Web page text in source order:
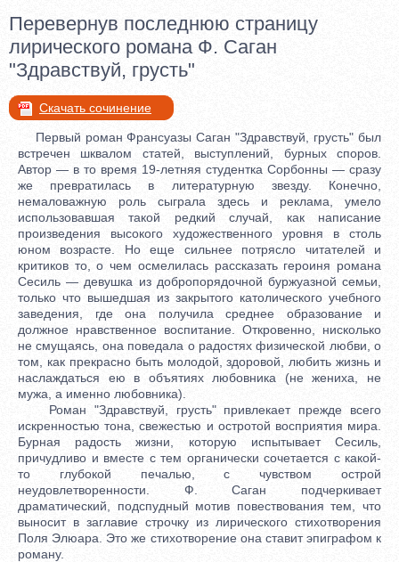
Перевернув последнюю страницу
лирического романа Ф. Саган
"Здравствуй, грусть"
Скачать сочинение
Первый роман Франсуазы Саган "Здравствуй, грусть" был
встречен шквалом статей, выступлений, бурных споров.
Автор — в то время 19-летняя студентка Сорбонны — сразу
же превратилась в литературную звезду. Конечно,
немаловажную роль сыграла здесь и реклама, умело
использовавшая такой редкий случай, как написание
произведения высокого художественного уровня в столь
юном возрасте. Но еще сильнее потрясло читателей и
критиков то, о чем осмелилась рассказать героиня романа
Сесиль — девушка из добропорядочной буржуазной семьи,
только что вышедшая из закрытого католического учебного
заведения, где она получила среднее образование и
должное нравственное воспитание. Откровенно, нисколько
не смущаясь, она поведала о радостях физической любви, о
том, как прекрасно быть молодой, здоровой, любить жизнь и
наслаждаться ею в объятиях любовника (не жениха, не
мужа, а именно любовника).
Роман "Здравствуй, грусть" привлекает прежде всего
искренностью тона, свежестью и остротой восприятия мира.
Бурная радость жизни, которую испытывает Сесиль,
причудливо и вместе с тем органически сочетается с какой-
то глубокой печалью, с чувством острой
неудовлетворенности. Ф. Саган подчеркивает
драматический, подспудный мотив повествования тем, что
выносит в заглавие строчку из лирического стихотворения
Поля Элюара. Это же стихотворение она ставит эпиграфом к
роману.